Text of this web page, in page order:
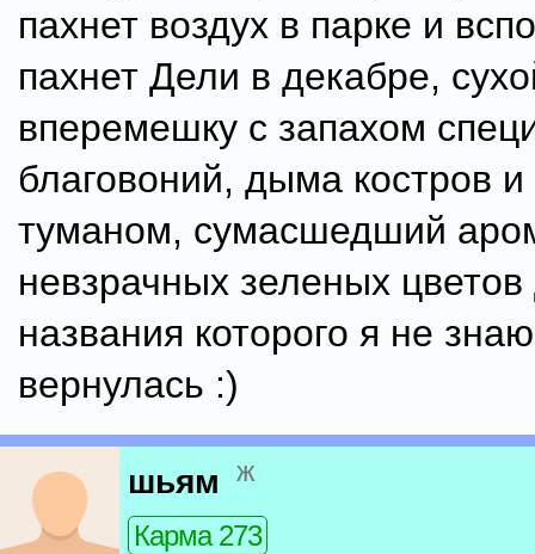
пахнет воздух в парке и
пахнет Дели в декабре,
вперемешку с запахом
благовоний, дыма костров и
туманом, сумасшедший
невзрачных зеленых
названия которого я не
вернулась :)
шьям ж
Карма 273